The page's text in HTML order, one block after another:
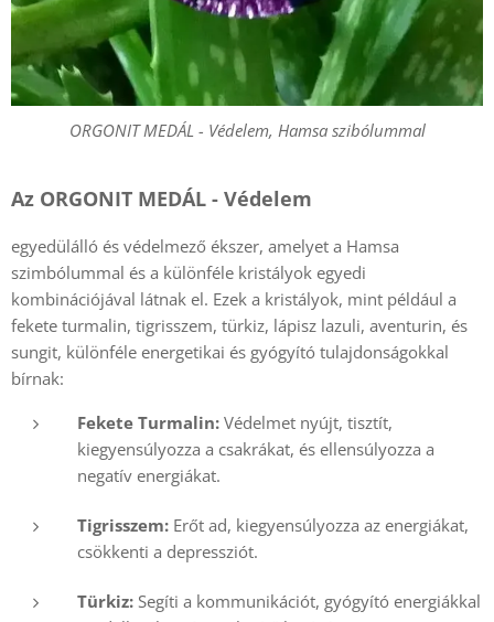
ORGONIT MEDÁL - Védelem, Hamsa szibólummal
Az ORGONIT MEDÁL - Védelem
egyedülálló és védelmező ékszer, amelyet a Hamsa
szimbólummal és a különféle kristályok egyedi
kombinációjával látnak el. Ezek a kristályok, mint például a
fekete turmalin, tigrisszem, türkiz, lápisz lazuli, aventurin, és
sungit, különféle energetikai és gyógyító tulajdonságokkal
bírnak:
Fekete Turmalin: Védelmet nyújt, tisztít,
kiegyensúlyozza a csakrákat, és ellensúlyozza a
negatív energiákat.
Tigrisszem: Erőt ad, kiegyensúlyozza az energiákat,
csökkenti a depressziót.
Türkiz: Segíti a kommunikációt, gyógyító energiákkal